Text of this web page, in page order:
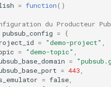
= function()
du Producteur
pubsub_config =
{
= "demo-project"
= "demo-topic"
=
= 443
= false